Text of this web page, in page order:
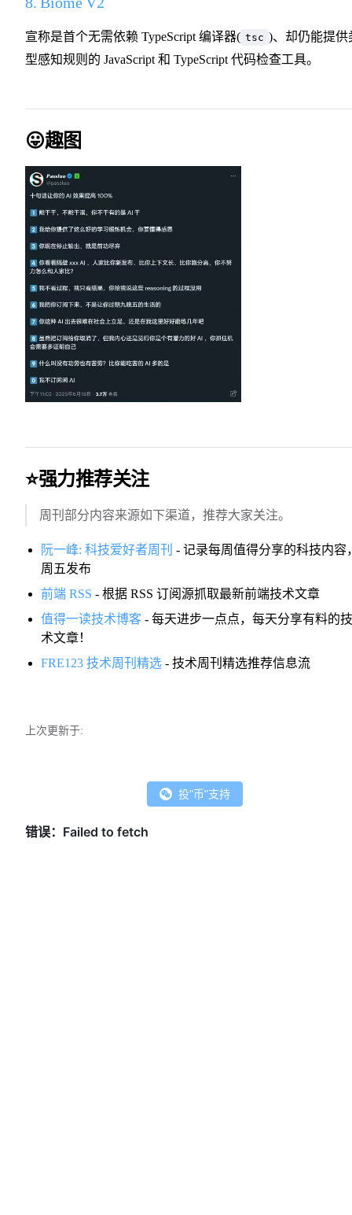
宣称是首个无需依赖 TypeScript 编译器( tsc )、却仍能提供
型感知规则的 JavaScript 和 TypeScript 代码检查工具。
😛趣图
⭐️强力推荐关注
周刊部分内容来源如下渠道，推荐大家关注。
阮一峰: 科技爱好者周刊 - 记录每周值得分享的科技内容
周五发布
前端 RSS - 根据 RSS 订阅源抓取最新前端技术文章
值得一读技术博客 - 每天进步一点点，每天分享有料的技
术文章！
FRE123 技术周刊精选 - 技术周刊精选推荐信息流
上次更新于:
投"币"支持